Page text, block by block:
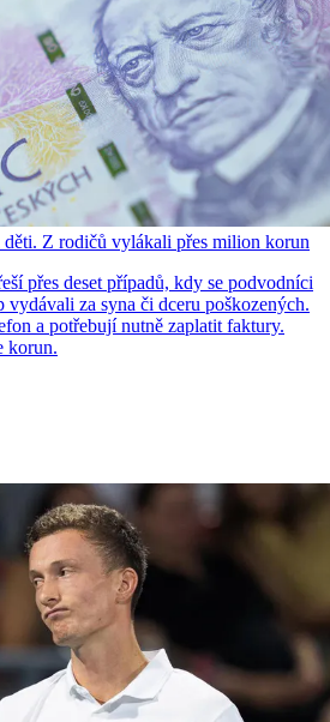
Z rodičů vylákali přes milion korun
přes deset případů, kdy se podvodníci
vydávali za syna či dceru poškozených.
a potřebují nutně zaplatit faktury.
korun.